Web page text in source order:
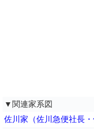
▼関連家系図
佐川家（佐川急便社長